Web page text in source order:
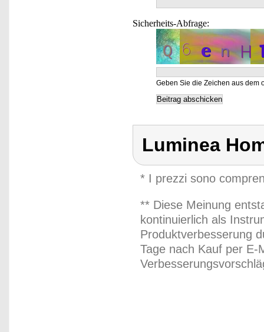
Sicherheits-Abfrage:
Geben Sie die Zeichen aus dem
Luminea
* I prezzi sono
** Diese Meinung
kontinuierlich als
Produktverbesserung
Tage nach Kauf per E-